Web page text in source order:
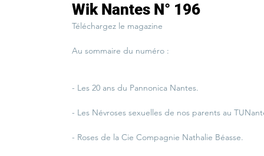
Wik Nantes N° 196
Téléchargez le magazine
Au sommaire du numéro :
- Les 20 ans du Pannonica Nantes.
- Les Névroses sexuelles de nos parents au
- Roses de la Cie Compagnie Nathalie Béasse.